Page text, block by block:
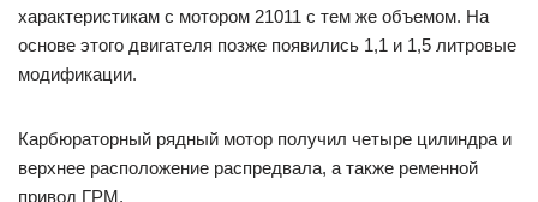
характеристикам с мотором 21011 с тем же объемом. На
основе этого двигателя позже появились 1,1 и 1,5 литровые
модификации.
Карбюраторный рядный мотор получил четыре цилиндра и
верхнее расположение распредвала, а также ременной
привод ГРМ.